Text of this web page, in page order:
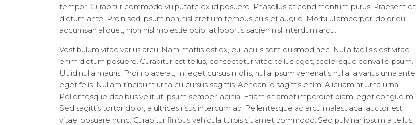
tempor. Curabitur commodo vulputate ex id posuere. Phasellus at condimentum purus. Praesent et
dictum ante. Proin sed ipsum non nisl pretium tempus quis et augue. Morbi ullamcorper, dolor eu
accumsan aliquet, nibh nisl molestie odio, at lobortis sapien nisl interdum arcu.
Vestibulum vitae varius arcu. Nam mattis est ex, eu iaculis sem euismod nec. Nulla facilisis est vitae
enim dictum posuere. Curabitur est tellus, consectetur vitae tellus eget, scelerisque convallis ipsum.
Ut id nulla mauris. Proin placerat, mi eget cursus mollis, nulla ipsum venenatis nulla, a varius urna ante
eget felis. Nullam tincidunt urna eu cursus sagittis. Aenean id sagittis enim. Aliquam at urna urna.
Pellentesque dapibus velit ut ipsum semper lacinia. Etiam sit amet imperdiet diam, eget congue mi.
Sed sagittis tortor dolor, a ultrices risus interdum ac. Pellentesque ac arcu malesuada, auctor est
vitae, posuere nunc. Curabitur finibus vehicula turpis sit amet commodo. Sed pulvinar ipsum a tellus